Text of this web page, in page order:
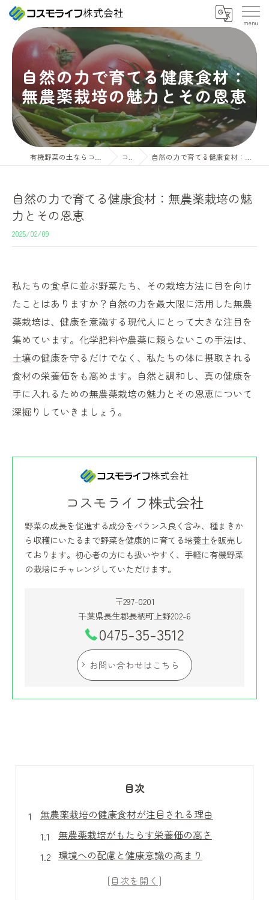
自然の力で育てる健康食材：
無農薬栽培の魅力とその恩恵
コラム 自然の力で育てる健康食材：無農薬栽培の魅力とその恩恵
自然の力で育てる健康食材：無農薬栽培の魅
力とその恩恵
2025/02/09
私たちの食卓に並ぶ野菜たち、その栽培方法に目を向け
たことはありますか？自然の力を最大限に活用した無農
薬栽培は、健康を意識する現代人にとって大きな注目を
集めています。化学肥料や農薬に頼らないこの手法は、
土壌の健康を守るだけでなく、私たちの体に摂取される
食材の栄養価をも高めます。自然と調和し、真の健康を
手に入れるための無農薬栽培の魅力とその恩恵について
深掘りしていきましょう。
コスモライフ株式会社
野菜の成長を促進する成分をバランス良く含み、種まきか
ら収穫にいたるまで野菜を健康的に育てる培養土を販売し
ております。初心者の方にも扱いやすく、手軽に有機野菜
の栽培にチャレンジしていただけます。
〒297-0201
千葉県長生郡長柄町上野202-6
0475-35-3512
お問い合わせはこちら
目次
無農薬栽培の健康食材が注目される理由
無農薬栽培がもたらす栄養価の高さ
環境への配慮と健康意識の高まり
無農薬栽培と食材の鮮度の関係